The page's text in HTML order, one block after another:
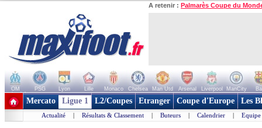
A retenir : Palmarès Coupe du
OM PSG Lyon Lille Monaco Chelsea Man Utd Arsenal Liverpool ManCity
+ de clubs
Mercato Ligue 1 L2/Coupes Etranger Coupe d'Europe Les
Actualité | Résultats & Classement | Buteurs | Calendrier | Equipe